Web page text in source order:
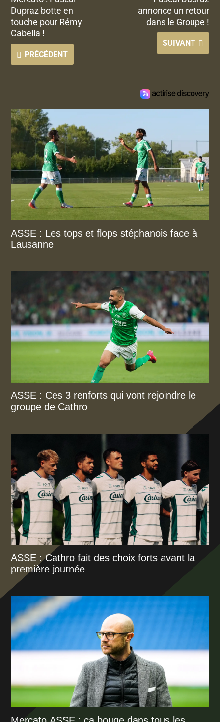
Dupraz botte en
touche pour Rémy
Cabella !
PRÉCÉDENT
annonce un retour
dans le Groupe !
SUIVANT
ASSE : Les tops et flops stéphanois face à
Lausanne
ASSE : Ces 3 renforts qui vont rejoindre le
groupe de Cathro
ASSE : Cathro fait des choix forts avant la
première journée